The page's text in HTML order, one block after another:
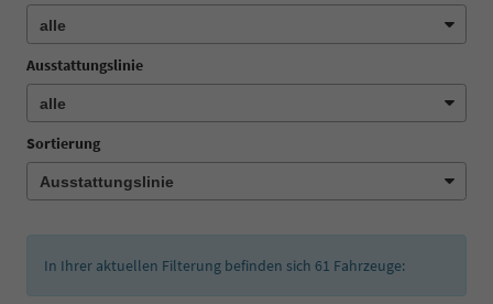
Ausstattungslinie
Sortierung
In Ihrer aktuellen Filterung befinden sich 61 Fahrzeuge: